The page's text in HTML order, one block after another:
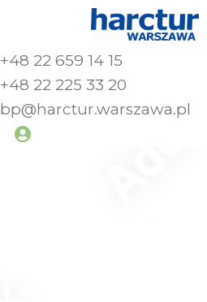
+48 22 659 14 15
+48 22 225 33 20
bp@harctur.warszawa.pl